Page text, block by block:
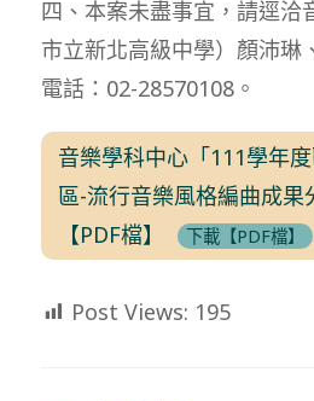
四、本案未盡事宜，請逕洽
市立新北高級中學）顏沛琳
電話：02-28570108。
音樂學科中心「111學年
區-流行音樂風格編曲成果
【PDF檔】
下載【PDF檔】
Post Views: 195